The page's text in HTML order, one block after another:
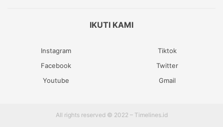
IKUTI KAMI
Instagram
Tiktok
Facebook
Twitter
Youtube
Gmail
All rights reserved © 2022 – Timelines.id